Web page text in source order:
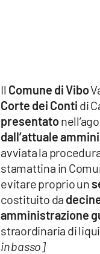
Il Comune di Vibo
Corte dei Conti di
presentato
dall’attuale
avviata la
stamattina in
evitare proprio un
costituito da
amministrazione
straordinaria di
in basso]